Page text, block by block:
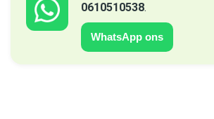
0610510538.
WhatsApp ons